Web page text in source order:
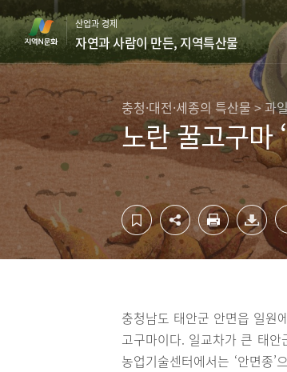
텐
츠
영
역
바
가
단
영
역
바
로
기
산업과 경제
자연과 사람이 만든, 지역특산물
충청·대전·세종의 특산물 > 과
노란 꿀고구마
충청남도 태안군 안면읍 일원
고구마이다. 일교차가 큰 태
농업기술센터에서는 ‘안면종